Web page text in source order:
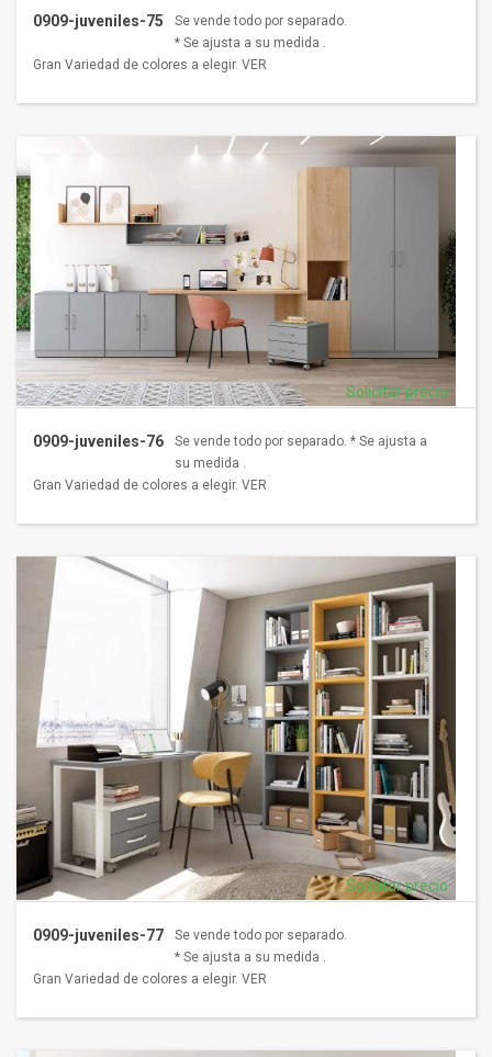
0909-juveniles-75
Se vende todo por separado.
* Se ajusta a su medida .
Gran Variedad de colores a elegir. VER
0909-juveniles-76
Solicitar precio
Se vende todo por separado. * Se ajusta a
su medida .
Gran Variedad de colores a elegir. VER
0909-juveniles-77
Solicitar precio
Se vende todo por separado.
* Se ajusta a su medida .
Gran Variedad de colores a elegir. VER